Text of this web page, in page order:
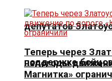
депутатов
поддержке
Теперь через
непогоды
Магнитка»